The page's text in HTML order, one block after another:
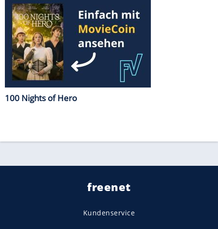
100 Nights of Hero
freenet
Kundenservice